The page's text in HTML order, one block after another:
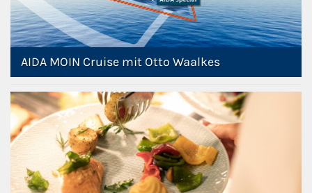
AIDA MOIN Cruise mit Otto Waalkes